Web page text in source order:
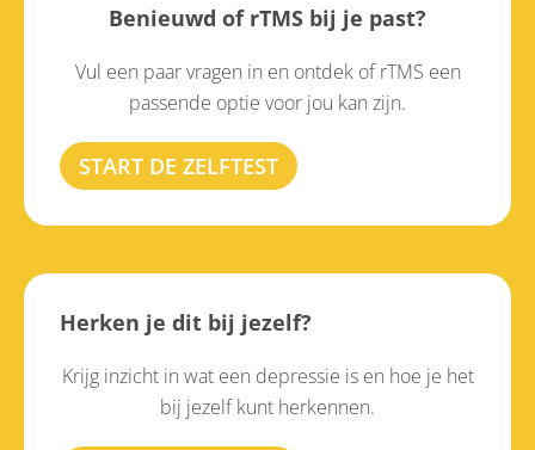
Benieuwd of rTMS bij je past?
Vul een paar vragen in en ontdek of rTMS een
passende optie voor jou kan zijn.
START DE ZELFTEST
Herken je dit bij jezelf?
Krijg inzicht in wat een depressie is en hoe je het
bij jezelf kunt herkennen.